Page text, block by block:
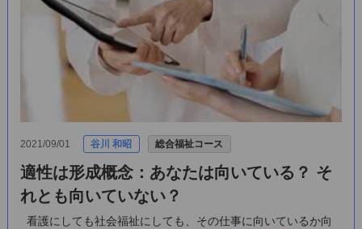
2021/09/01 谷川 和昭 総合福祉コース
適性は形成概念：あなたは向いている？ そ
れとも向いていない？
看護にしても社会福祉にしても、その仕事に向いているか向